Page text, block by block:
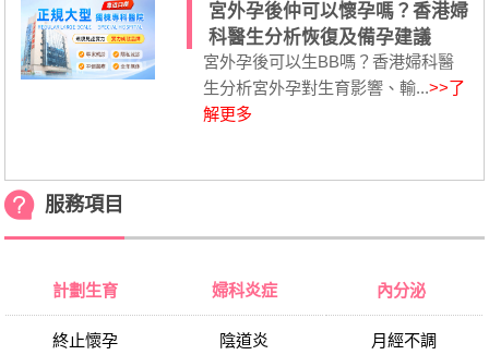
宮外孕後仲可以懷孕嗎？香港婦
科醫生分析恢復及備孕建議
宮外孕後可以生BB嗎？香港婦科醫
生分析宮外孕對生育影響、輸...>>了
解更多
服務項目
計劃生育
終止懷孕
婦科炎症
陰道炎
內分泌
月經不調